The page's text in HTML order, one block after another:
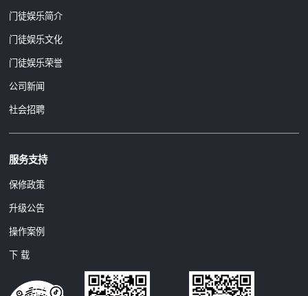
门徒娱乐简介
门徒娱乐文化
门徒娱乐荣誉
公司新闻
社会招聘
服务支持
保修政策
升级公告
操作案例
下 载